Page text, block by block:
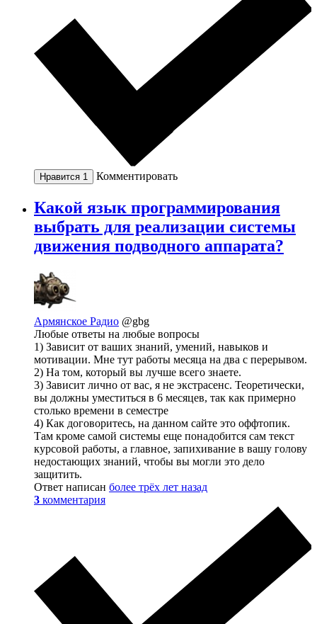
Нравится 1 Комментировать
Какой язык программирования
выбрать для реализации системы
движения подводного аппарата?
Армянское Радио @gbg
Любые ответы на любые вопросы
1) Зависит от ваших знаний, умений, навыков и
мотивации. Мне тут работы месяца на два с перерывом.
2) На том, который вы лучше всего знаете.
3) Зависит лично от вас, я не экстрасенс. Теоретически,
вы должны уместиться в 6 месяцев, так как примерно
столько времени в семестре
4) Как договоритесь, на данном сайте это оффтопик.
Там кроме самой системы еще понадобится сам текст
курсовой работы, а главное, запихивание в вашу голову
недостающих знаний, чтобы вы могли это дело
защитить.
Ответ написан более трёх лет назад
3 комментария